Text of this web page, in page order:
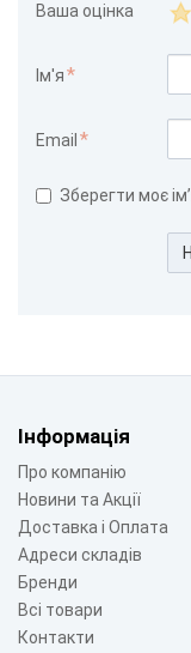
Ваша оцінка
Ім'я
Email
Зберегти моє
Інформація
Про компанію
Новини та Акції
Доставка і Оплата
Адреси складів
Бренди
Всі товари
Контакти